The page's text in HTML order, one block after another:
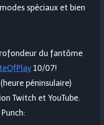
spéciaux et bien
du fantôme
10/07!
péninsulaire)
Twitch et YouTube.